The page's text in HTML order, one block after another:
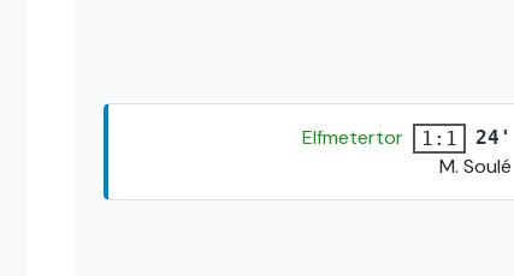
Elfmetertor 1:1 24'
M. Soulé